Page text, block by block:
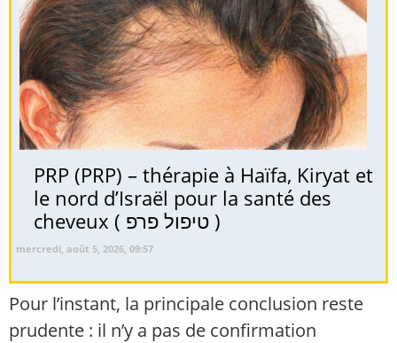
PRP (PRP) – thérapie à Haïfa, Kiryat et
le nord d’Israël pour la santé des
cheveux ( טיפול פרפ )
mercredi, août 5, 2026, 09:57
Pour l’instant, la principale conclusion reste
prudente : il n’y a pas de confirmation